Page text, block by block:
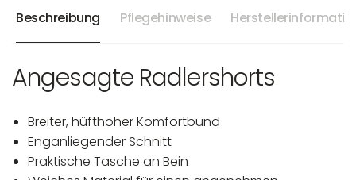
Beschreibung Pflegehinweise
Angesagte Radlershorts
Breiter, hüfthoher Komfortbund
Enganliegender Schnitt
Praktische Tasche an Bein